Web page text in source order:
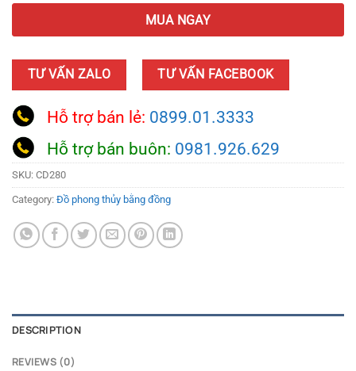
MUA NGAY
TƯ VẤN ZALO TƯ VẤN FACEBOOK
Hỗ trợ bán lẻ: 0899.01.3333
Hỗ trợ bán buôn: 0981.926.629
SKU: CD280
Category: Đồ phong thủy bằng đồng
DESCRIPTION
REVIEWS (0)